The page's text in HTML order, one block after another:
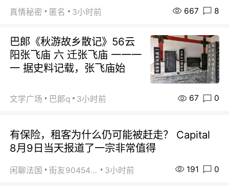
真情秘密 匿名 3小时前 667 8
巴郞《秋游故乡散记》56云
阳张飞庙 六 迁张飞庙 一一一
一 据史料记载，张飞庙始
文学广场 巴郞q 3小时前 67 0
有保险，租客为什么仍可能被赶走？ Capital
8月9日当天报道了一宗非常值得
闲聊法国 街友90454511 3小时前 191 0